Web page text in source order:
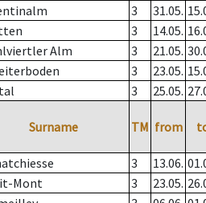
3 31.05.
3 14.05.
Alm 3 21.05.
3 23.05.
3 25.05.
Surname TM from
3 13.06.
Mont 3 23.05.